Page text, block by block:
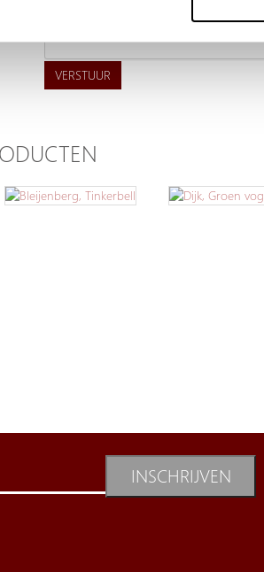
VERSTUUR
INSCHRIJVEN